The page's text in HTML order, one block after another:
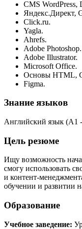
CMS WordPress,
Яндекс.Директ,
Click.ru.
Yagla.
Ahrefs.
Adobe Photoshop.
Adobe Illustrator.
Microsoft Office.
Основы HTML,
Figma.
Знание языков
Английский язык (A1
Цель резюме
Ищу возможность
смогу использовать
и контент-
обучении и развитии
Образование
Учебное заведение: